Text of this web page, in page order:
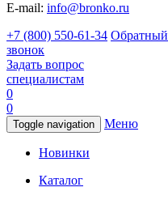
E-mail: info@bronko.ru
+7 (800) 550-61-34 Обратный
звонок
Задать вопрос
специалистам
0
0
Toggle navigation Меню
Новинки
Каталог